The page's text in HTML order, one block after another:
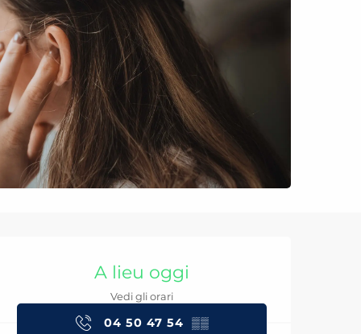
e contatti
A lieu oggi
Vedi gli orari
04 50 47 54 ▒▒